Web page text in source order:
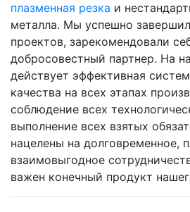
плазменная резка и
металла. Мы успешно
проектов, зарекомендовали
добросовестный партнер. На
действует эффективная
качества на всех этапах
соблюдение всех
выполнение всех взятых
нацелены на долговременное,
взаимовыгодное
важен конечный продукт